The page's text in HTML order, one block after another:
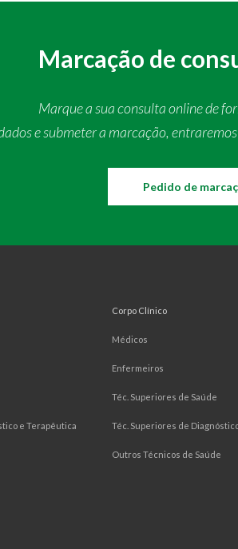
Marcação de
Marque a sua consulta online de
e submeter a marcação,
Pedido de
e Terapêutica
Corpo Clínico
Médicos
Enfermeiros
Téc. Superiores de Saúde
Téc. Superiores de
Outros Técnicos de Saúde